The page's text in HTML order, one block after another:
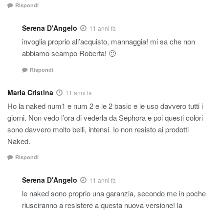
Rispondi
Serena D'Angelo 11 anni fa
invoglia proprio all’acquisto, mannaggia! mi sa che non
abbiamo scampo Roberta! 🙂
Rispondi
Maria Cristina 11 anni fa
Ho la naked num1 e num 2 e le 2 basic e le uso davvero tutti i
giorni. Non vedo l’ora di vederla da Sephora e poi questi colori
sono davvero molto belli, intensi. Io non resisto ai prodotti
Naked.
Rispondi
Serena D'Angelo 11 anni fa
le naked sono proprio una garanzia, secondo me in poche
riusciranno a resistere a questa nuova versione! la